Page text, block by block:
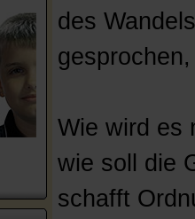
des
Wie wird es
wie soll die
schafft